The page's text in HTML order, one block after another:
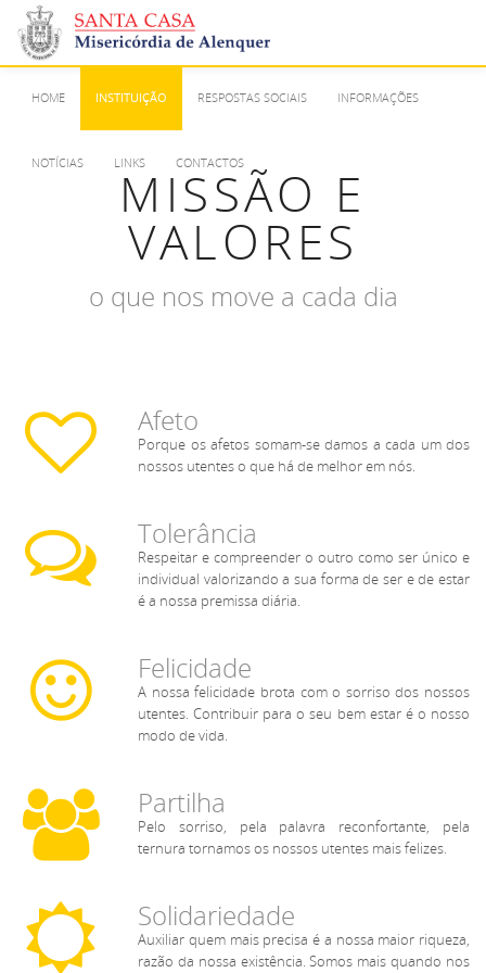
HOME INSTITUIÇÃO RESPOSTAS SOCIAIS INFORMAÇÕES
NOTÍCIAS LINKS CONTACTOS
MISSÃO E
VALORES
o que nos move a cada dia
Afeto
Porque os afetos somam-se damos a cada um dos
nossos utentes o que há de melhor em nós.
Tolerância
Respeitar e compreender o outro como ser único e
individual valorizando a sua forma de ser e de estar
é a nossa premissa diária.
Felicidade
A nossa felicidade brota com o sorriso dos nossos
utentes. Contribuir para o seu bem estar é o nosso
modo de vida.
Partilha
Pelo sorriso, pela palavra reconfortante, pela
ternura tornamos os nossos utentes mais felizes.
Solidariedade
Auxiliar quem mais precisa é a nossa maior riqueza,
razão da nossa existência. Somos mais quando nos